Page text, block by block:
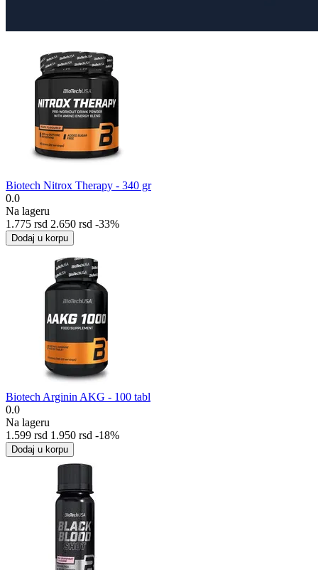
Biotech Nitrox Therapy - 340 gr
0.0
Na lageru
1.775 rsd 2.650 rsd -33%
Dodaj u korpu
Biotech Arginin AKG - 100 tabl
0.0
Na lageru
1.599 rsd 1.950 rsd -18%
Dodaj u korpu